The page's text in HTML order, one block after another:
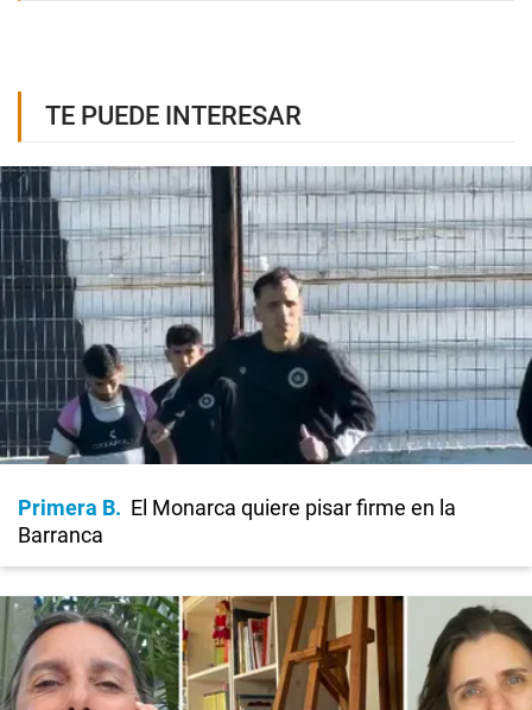
TE PUEDE INTERESAR
Primera B
El Monarca quiere pisar firme en la
Barranca